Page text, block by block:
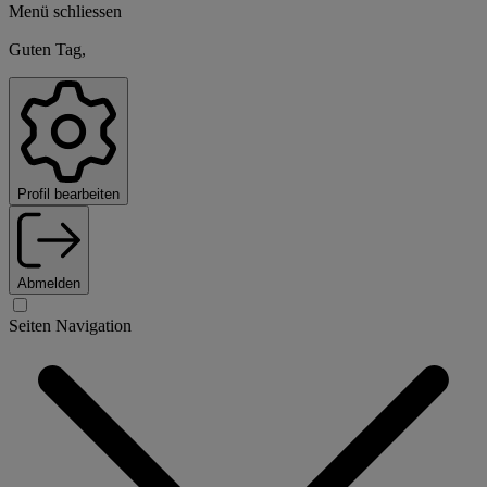
Menü schliessen
Guten Tag,
Profil bearbeiten
Abmelden
Seiten Navigation